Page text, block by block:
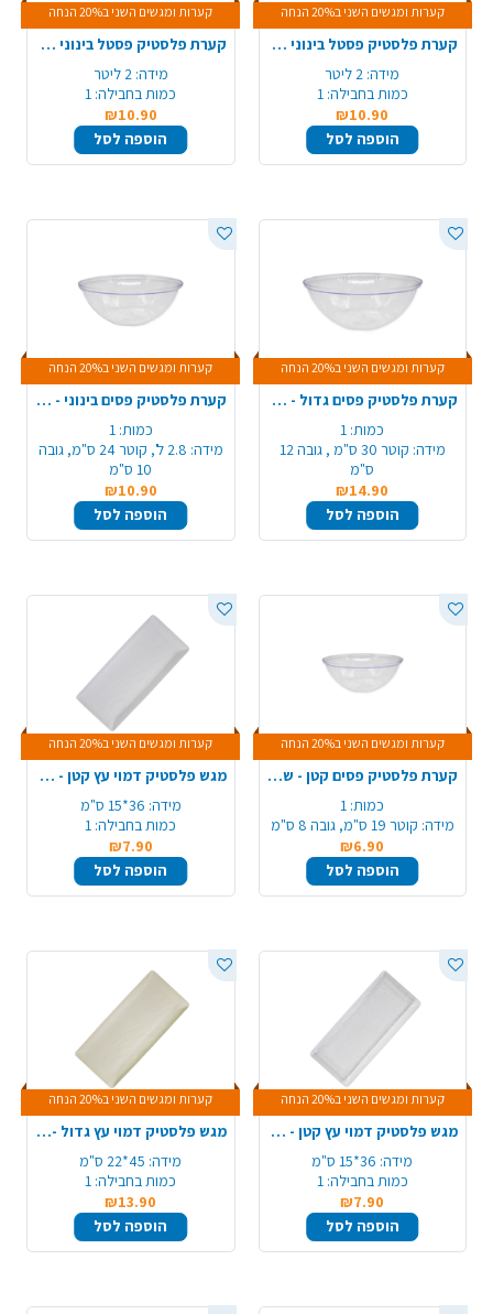
קערות ומגשים השני ב20% הנחה
קערת פלסטיק פסטל בינוני - ורוד
מידה: 2 ליטר
כמות בחבילה: 1
₪10.90
הוספה לסל
קערות ומגשים השני ב20% הנחה
קערת פלסטיק פסטל בינוני - קרם
מידה: 2 ליטר
כמות בחבילה: 1
₪10.90
הוספה לסל
קערות ומגשים השני ב20% הנחה
קערת פלסטיק פסים גדול - שקוף
כמות: 1
מידה:
קוטר 30 ס"מ , גובה 12
ס"מ
₪14.90
הוספה לסל
קערות ומגשים השני ב20% הנחה
קערת פלסטיק פסים בינוני - שקוף
כמות: 1
מידה:
2.8 ל', קוטר 24 ס"מ, גובה
10 ס"מ
₪10.90
הוספה לסל
קערות ומגשים השני ב20% הנחה
קערת פלסטיק פסים קטן - שקוף
כמות: 1
מידה: קוטר 19 ס"מ, גובה 8 ס"מ
₪6.90
הוספה לסל
קערות ומגשים השני ב20% הנחה
מגש פלסטיק דמוי עץ קטן - לבן
מידה: 36*15 ס"מ
כמות בחבילה: 1
₪7.90
הוספה לסל
קערות ומגשים השני ב20% הנחה
מגש פלסטיק דמוי עץ קטן - שקוף
מידה: 36*15 ס"מ
כמות בחבילה: 1
₪7.90
הוספה לסל
קערות ומגשים השני ב20% הנחה
מגש פלסטיק דמוי עץ גדול - קרם
מידה: 45*22 ס"מ
כמות בחבילה: 1
₪13.90
הוספה לסל